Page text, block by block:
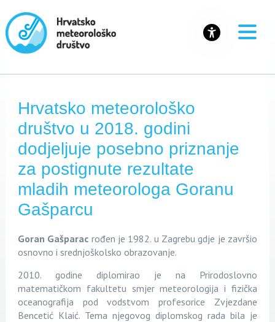
Hrvatsko meteorološko
društvo u 2018. godini
dodjeljuje posebno priznanje
za postignute rezultate
mladih meteorologa Goranu
Gašparcu
Goran Gašparac rođen je 1982. u Zagrebu gdje je završio
osnovno i srednjoškolsko obrazovanje.
2010. godine diplomirao je na Prirodoslovno
matematičkom fakultetu smjer meteorologija i fizička
oceanografija pod vodstvom profesorice Zvjezdane
Bencetić Klaić. Tema njegovog diplomskog rada bila je